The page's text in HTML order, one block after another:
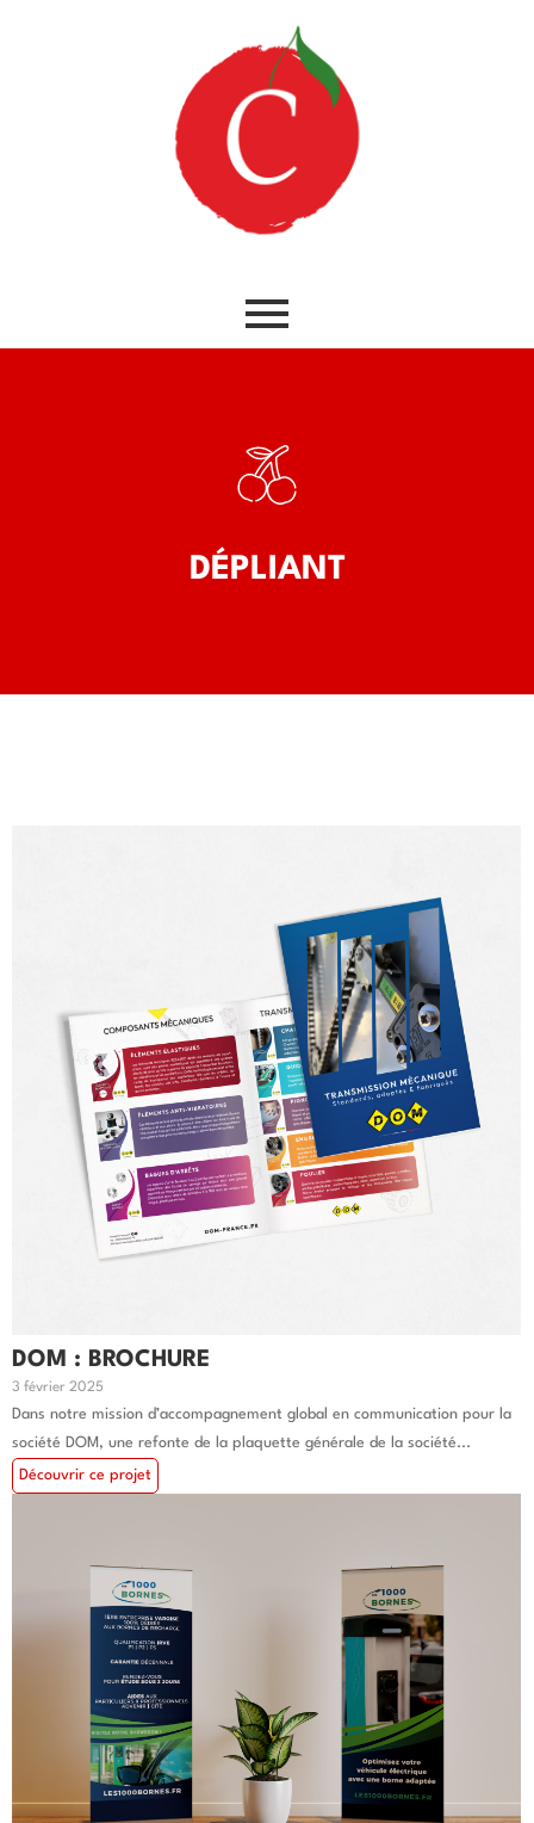
DÉPLIANT
DOM : BROCHURE
3 février 2025
Dans notre mission d’accompagnement global en communication pour la
société DOM, une refonte de la plaquette générale de la société...
Découvrir ce projet